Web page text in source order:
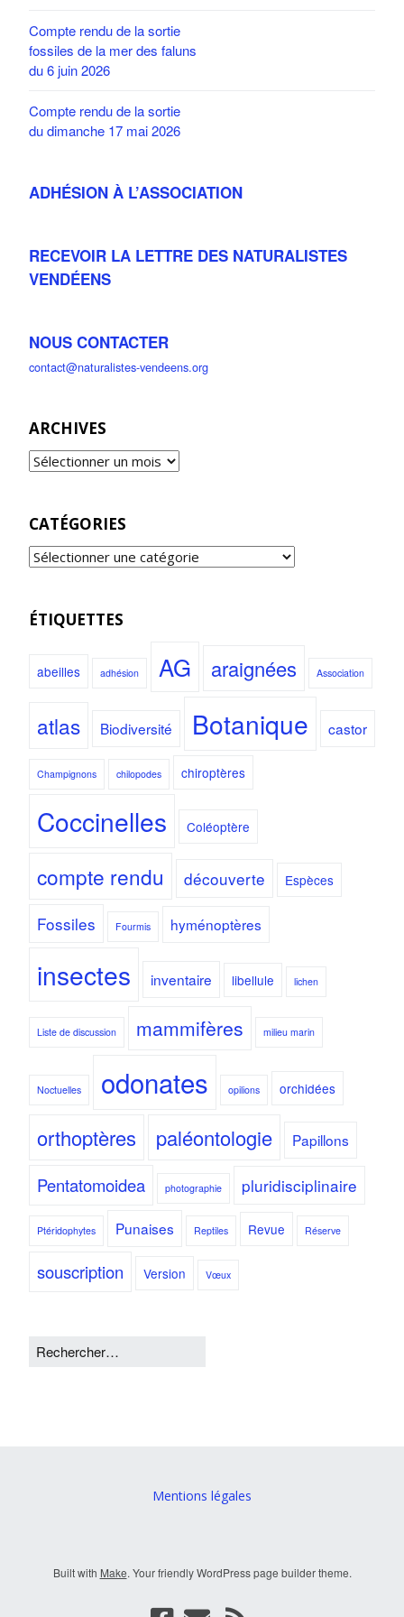
Compte rendu de la sortie
fossiles de la mer des faluns
du 6 juin 2026
Compte rendu de la sortie
du dimanche 17 mai 2026
ADHÉSION À L’ASSOCIATION
RECEVOIR LA LETTRE DES NATURALISTES
VENDÉENS
NOUS CONTACTER
contact@naturalistes-vendeens.org
ARCHIVES
CATÉGORIES
ÉTIQUETTES
abeilles adhésion AG araignées Association
atlas Biodiversité Botanique castor
Champignons chilopodes chiroptères
Coccinelles Coléoptère
compte rendu découverte Espèces
Fossiles Fourmis hyménoptères
insectes inventaire libellule lichen
Liste de discussion mammifères milieu marin
Noctuelles odonates opilions orchidées
orthoptères paléontologie Papillons
Pentatomoidea photographie pluridisciplinaire
Ptéridophytes Punaises Reptiles Revue Réserve
souscription Version Vœux
Mentions légales
Built with Make. Your friendly WordPress page builder theme.